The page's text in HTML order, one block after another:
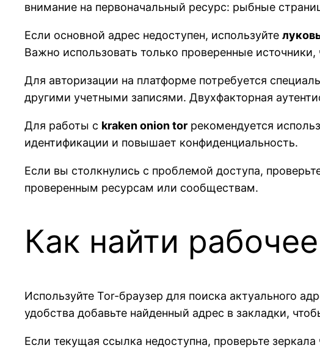
внимание на первоначальный ресурс: рыбные
Если основной адрес недоступен, используйте
Важно использовать только проверенные
Для авторизации на платформе потребуется
другими учетными записями. Двухфакторная
Для работы с kraken onion tor рекомендуется
идентификации и повышает конфиденциальность.
Если вы столкнулись с проблемой доступа,
проверенным ресурсам или сообществам.
Как найти
Используйте Tor-браузер для поиска актуального
удобства добавьте найденный адрес в закладки,
Если текущая ссылка недоступна, проверьте